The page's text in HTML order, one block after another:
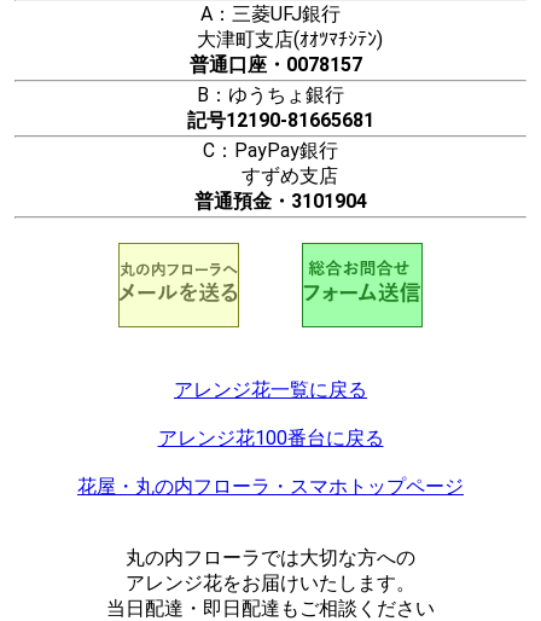
A：三菱UFJ銀行
大津町支店(ｵｵﾂﾏﾁｼﾃﾝ)
普通口座・0078157
B：ゆうちょ銀行
記号12190-81665681
C：PayPay銀行
すずめ支店
普通預金・3101904
アレンジ花一覧に戻る
アレンジ花100番台に戻る
花屋・丸の内フローラ・スマホトップページ
丸の内フローラでは大切な方への
アレンジ花をお届けいたします。
当日配達・即日配達もご相談ください